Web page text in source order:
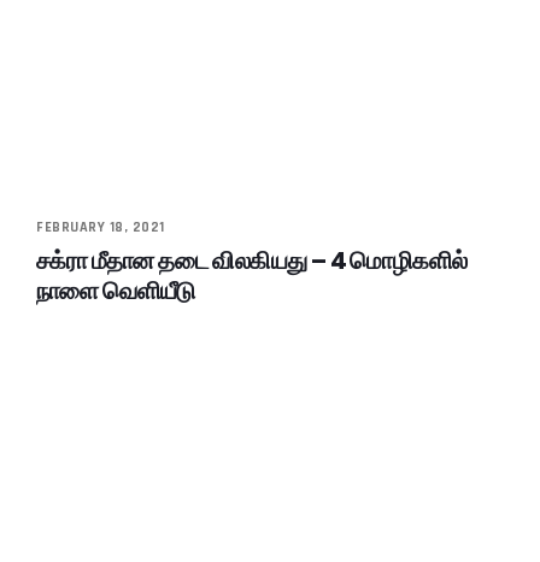
FEBRUARY 18, 2021
சக்ரா மீதான தடை விலகியது – 4 மொழிகளில்
நாளை வெளியீடு